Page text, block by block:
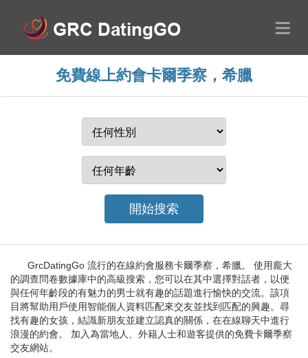
免費線上約會卡爾季察，希臘
GrcDatingGo 流行的在線約會服務卡爾季察，希臘。 使用龐大
的調查問卷數據庫中的高級搜索，您可以在其中選擇對話者，以便
與任何年齡段的有魅力的男士就有趣的話題進行愉快的交流。該項
目將幫助用戶使用智能個人資料匹配來交友並找到匹配的興趣。尋
找有趣的女孩，結識新朋友並建立認真的關係，在在線聊天中進行
浪漫的約會。 加入為當地人、外籍人士和遊客提供的免費卡爾季察
交友網站。